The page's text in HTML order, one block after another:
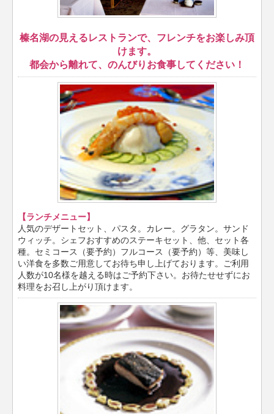
榛名湖の見えるレストランで、フレンチをお楽しみ頂
けます。
都会から離れて、のんびりお食事してください！
【ランチメニュー】
人気のデザートセット、パスタ。カレー。グラタン。サンド
ウィッチ。シェフおすすめのステーキセット、他、セット各
種。セミコース（要予約）フルコース（要予約）等、美味し
い洋食を多数ご用意してお待ち申し上げております。ご利用
人数が10名様を越える時はご予約下さい。お待たせせずにお
料理をお召し上がり頂けます。